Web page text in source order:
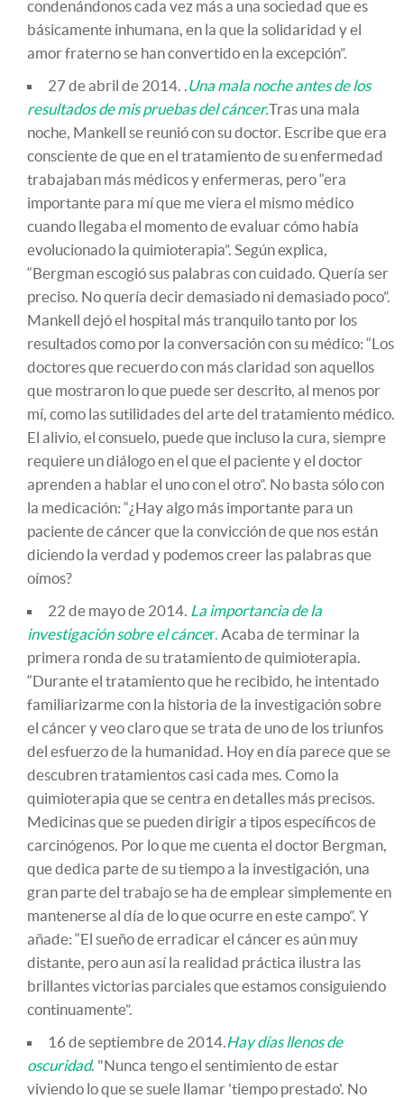
condenándonos cada vez más a una sociedad que es
básicamente inhumana, en la que la solidaridad y el
amor fraterno se han convertido en la excepción”.
27 de abril de 2014. .
Una mala noche antes de los
resultados de mis pruebas del cáncer.Tras una mala
noche, Mankell se reunió con su doctor. Escribe que era
consciente de que en el tratamiento de su enfermedad
trabajaban más médicos y enfermeras, pero “era
importante para mí que me viera el mismo médico
cuando llegaba el momento de evaluar cómo había
evolucionado la quimioterapia”. Según explica,
“Bergman escogió sus palabras con cuidado. Quería ser
preciso. No quería decir demasiado ni demasiado poco”.
Mankell dejó el hospital más tranquilo tanto por los
resultados como por la conversación con su médico: “Los
doctores que recuerdo con más claridad son aquellos
que mostraron lo que puede ser descrito, al menos por
mí, como las sutilidades del arte del tratamiento médico.
El alivio, el consuelo, puede que incluso la cura, siempre
requiere un diálogo en el que el paciente y el doctor
aprenden a hablar el uno con el otro”. No basta sólo con
la medicación: “¿Hay algo más importante para un
paciente de cáncer que la convicción de que nos están
diciendo la verdad y podemos creer las palabras que
oímos?
22 de mayo de 2014. La importancia de la
investigación sobre el cáncer. Acaba de terminar la
primera ronda de su tratamiento de quimioterapia.
“Durante el tratamiento que he recibido, he intentado
familiarizarme con la historia de la investigación sobre
el cáncer y veo claro que se trata de uno de los triunfos
del esfuerzo de la humanidad. Hoy en día parece que se
descubren tratamientos casi cada mes. Como la
quimioterapia que se centra en detalles más precisos.
Medicinas que se pueden dirigir a tipos específicos de
carcinógenos. Por lo que me cuenta el doctor Bergman,
que dedica parte de su tiempo a la investigación, una
gran parte del trabajo se ha de emplear simplemente en
mantenerse al día de lo que ocurre en este campo”. Y
añade: “El sueño de erradicar el cáncer es aún muy
distante, pero aun así la realidad práctica ilustra las
brillantes victorias parciales que estamos consiguiendo
continuamente”.
16 de septiembre de 2014. Hay días llenos de
oscuridad. "Nunca tengo el sentimiento de estar
viviendo lo que se suele llamar 'tiempo prestado'. No